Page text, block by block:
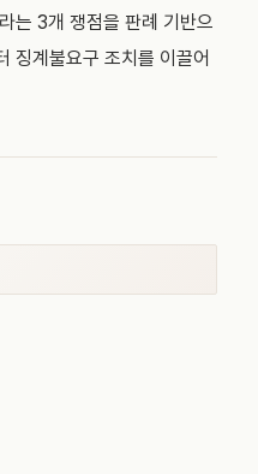
는 3개 쟁점을 판례 기반으
징계불요구 조치를 이끌어